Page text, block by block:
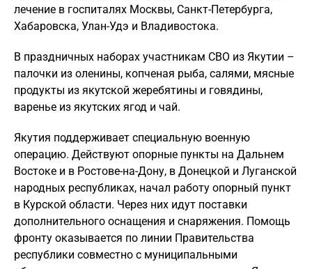
лечение в госпиталях Москвы, Санкт-Петербурга,
Хабаровска, Улан-Удэ и Владивостока.
В праздничных наборах участникам СВО из Якутии –
палочки из оленины, копченая рыба, салями, мясные
продукты из якутской жеребятины и говядины,
варенье из якутских ягод и чай.
Якутия поддерживает специальную военную
операцию. Действуют опорные пункты на Дальнем
Востоке и в Ростове-на-Дону, в Донецкой и Луганской
народных республиках, начал работу опорный пункт
в Курской области. Через них идут поставки
дополнительного оснащения и снаряжения. Помощь
фронту оказывается по линии Правительства
республики совместно с муниципальными